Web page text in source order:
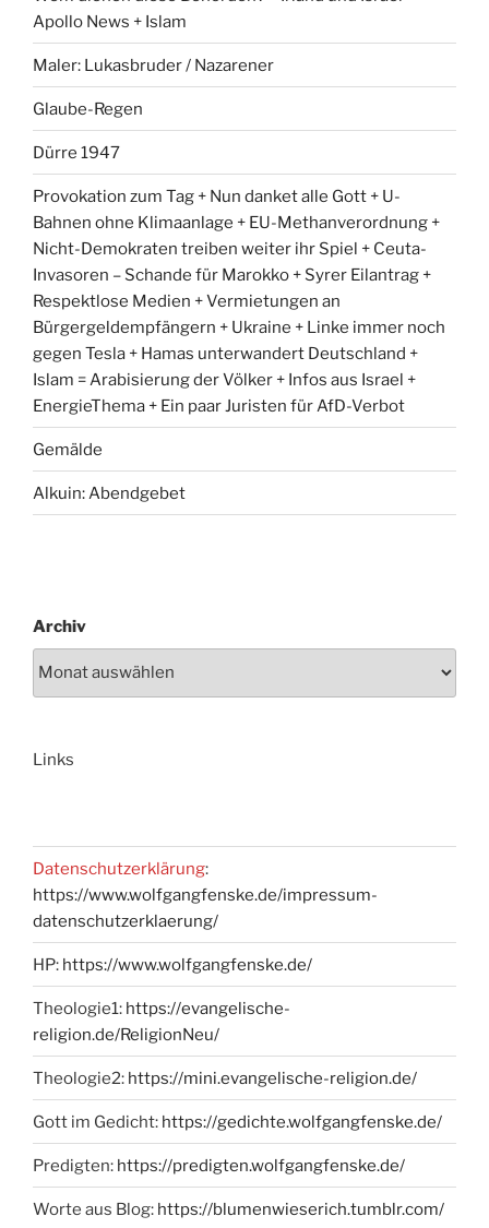
Apollo News + Islam
Maler: Lukasbruder / Nazarener
Glaube-Regen
Dürre 1947
Provokation zum Tag + Nun danket alle Gott + U-
Bahnen ohne Klimaanlage + EU-Methanverordnung +
Nicht-Demokraten treiben weiter ihr Spiel + Ceuta-
Invasoren – Schande für Marokko + Syrer Eilantrag +
Respektlose Medien + Vermietungen an
Bürgergeldempfängern + Ukraine + Linke immer noch
gegen Tesla + Hamas unterwandert Deutschland +
Islam = Arabisierung der Völker + Infos aus Israel +
EnergieThema + Ein paar Juristen für AfD-Verbot
Gemälde
Alkuin: Abendgebet
Archiv
Links
Datenschutzerklärung:
https://www.wolfgangfenske.de/impressum-
datenschutzerklaerung/
HP: https://www.wolfgangfenske.de/
Theologie1: https://evangelische-
religion.de/ReligionNeu/
Theologie2: https://mini.evangelische-religion.de/
Gott im Gedicht: https://gedichte.wolfgangfenske.de/
Predigten: https://predigten.wolfgangfenske.de/
Worte aus Blog: https://blumenwieserich.tumblr.com/